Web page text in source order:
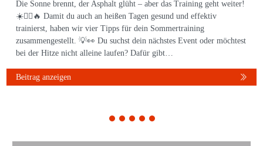
Die Sonne brennt, der Asphalt glüht – aber das Training geht weiter!
☀️🏃‍♀️🔥 Damit du auch an heißen Tagen gesund und effektiv
trainierst, haben wir vier Tipps für dein Sommertraining
zusammengestellt. 💡👀 Du suchst dein nächstes Event oder möchtest
bei der Hitze nicht alleine laufen? Dafür gibt…
Beitrag anzeigen
1 2 3 4 5